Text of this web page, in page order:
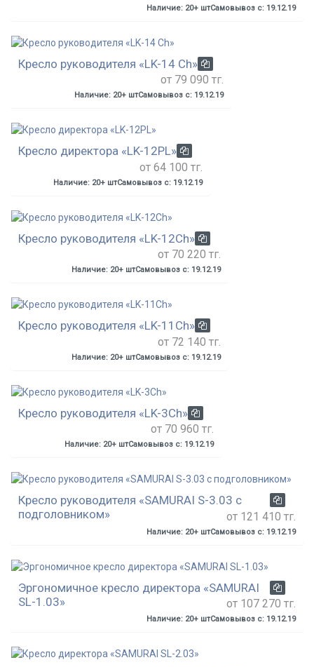
Наличие: 20+ штСамовывоз с: 19.12.19
Кресло руководителя «LK-14 Ch»
от 79 090 тг.
Наличие: 20+ штСамовывоз с: 19.12.19
Кресло директора «LK-12PL»
от 64 100 тг.
Наличие: 20+ штСамовывоз с: 19.12.19
Кресло руководителя «LK-12Ch»
от 70 220 тг.
Наличие: 20+ штСамовывоз с: 19.12.19
Кресло руководителя «LK-11Ch»
от 72 140 тг.
Наличие: 20+ штСамовывоз с: 19.12.19
Кресло руководителя «LK-3Ch»
от 70 960 тг.
Наличие: 20+ штСамовывоз с: 19.12.19
Кресло руководителя «SAMURAI S-3.03 с
подголовником»
от 121 410 тг.
Наличие: 20+ штСамовывоз с: 19.12.19
Эргономичное кресло директора «SAMURAI
SL-1.03»
от 107 270 тг.
Наличие: 20+ штСамовывоз с: 19.12.19